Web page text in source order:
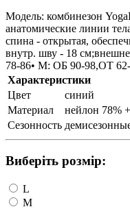
Модель: комбинезон
анатомические линии
спина - открытая,
внутр. шву - 18
78-86• M: ОБ 90-98,ОТ
Характеристики
Цвет
синий
Материал
нейлон 78%
Сезонность
Виберіть розмір:
L
M